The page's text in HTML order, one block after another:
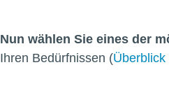
Nun wählen Sie eines der
Ihren Bedürfnissen (Überblick